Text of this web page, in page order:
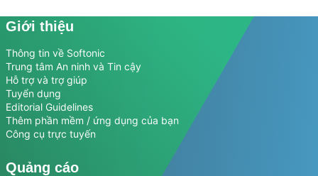
Giới thiệu
Thông tin về Softonic
Trung tâm An ninh và Tin cậy
Hỗ trợ và trợ giúp
Tuyển dụng
Editorial Guidelines
Thêm phần mềm / ứng dụng của bạn
Công cụ trực tuyến
Quảng cáo